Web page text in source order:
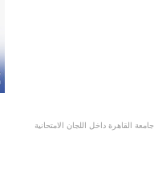
القاهرة داخل اللجان الامتحانية